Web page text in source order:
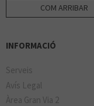
COM ARRIBAR
INFORMACIÓ
Serveis
Avís Legal
Àrea Gran Via 2